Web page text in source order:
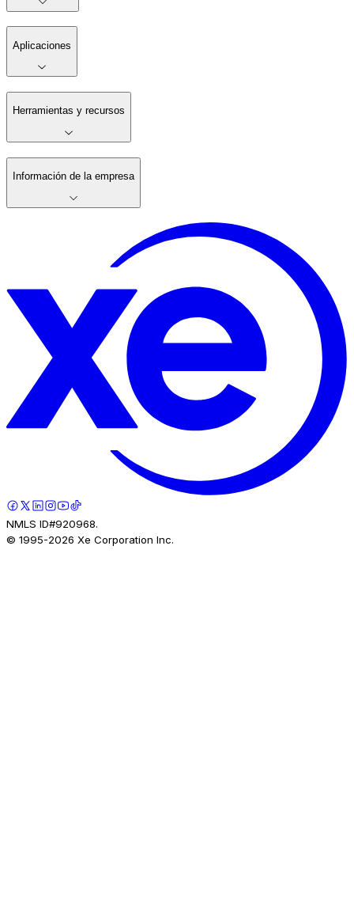
Aplicaciones
Herramientas y recursos
Información de la empresa
NMLS ID#920968.
© 1995-2026 Xe Corporation Inc.